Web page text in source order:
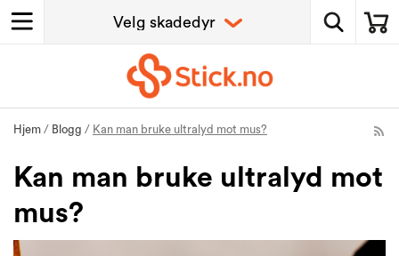
Hjem / Blogg / Kan man bruke ultralyd mot mus?
Kan man bruke ultralyd mot
mus?